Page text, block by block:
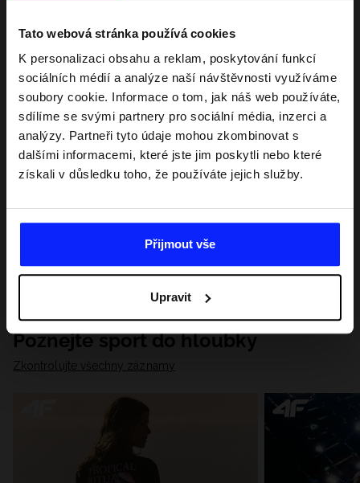
Tato webová stránka používá cookies
K personalizaci obsahu a reklam, poskytování funkcí
sociálních médií a analýze naší návštěvnosti využíváme
soubory cookie. Informace o tom, jak náš web používáte,
sdílíme se svými partnery pro sociální média, inzerci a
analýzy. Partneři tyto údaje mohou zkombinovat s
dalšími informacemi, které jste jim poskytli nebo které
získali v důsledku toho, že používáte jejich služby.
Přijmout vše
Upravit
Poznejte sport do hloubky
Zkontrolujte všechny záznamy